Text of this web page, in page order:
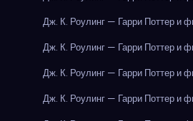
Дж. К. Роулинг — Гарри Поттер и
Дж. К. Роулинг — Гарри Поттер и
Дж. К. Роулинг — Гарри Поттер и
Дж. К. Роулинг — Гарри Поттер и